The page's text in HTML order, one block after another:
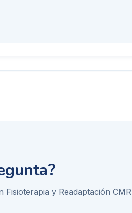
Fisioterapia y Readaptación CMR